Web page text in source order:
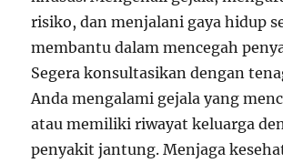
risiko, dan menjalani gaya hidup
membantu dalam mencegah
Segera konsultasikan dengan
Anda mengalami gejala yang
atau memiliki riwayat keluarga
penyakit jantung. Menjaga